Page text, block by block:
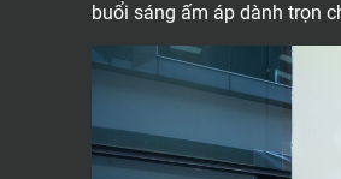
buổi sáng ấm áp dành trọn